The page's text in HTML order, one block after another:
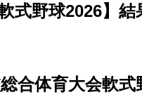
式野球2026】
合体育大会軟